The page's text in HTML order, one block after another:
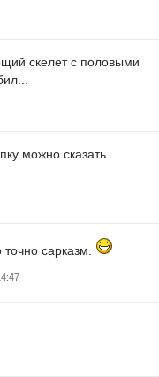
скелет с половыми
можно сказать
сарказм.